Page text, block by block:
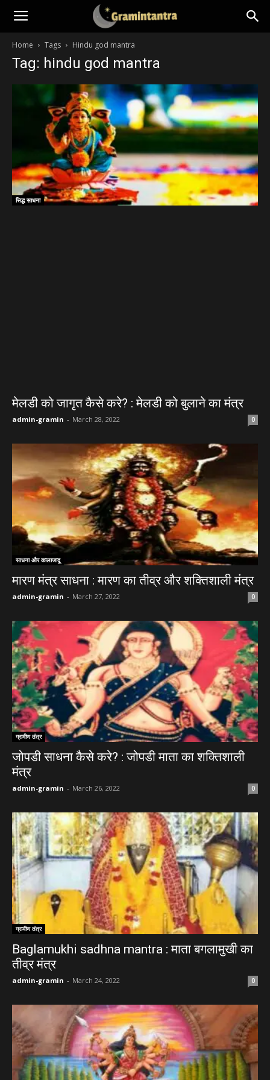
Home Tags Hindu god mantra
Tag: hindu god mantra
सिद्ध साधना
मेलडी को जागृत कैसे करे? : मेलडी को बुलाने का मंत्र
admin-gramin - March 28, 2022 0
साधना और कालाजादू
मारण मंत्र साधना : मारण का तीव्र और शक्तिशाली मंत्र
admin-gramin - March 27, 2022 0
ग्रामीण तंत्र
जोपडी साधना कैसे करे? : जोपडी माता का शक्तिशाली
मंत्र
admin-gramin - March 26, 2022 0
ग्रामीण तंत्र
Baglamukhi sadhna mantra : माता बगलामुखी का
तीव्र मंत्र
admin-gramin - March 24, 2022 0